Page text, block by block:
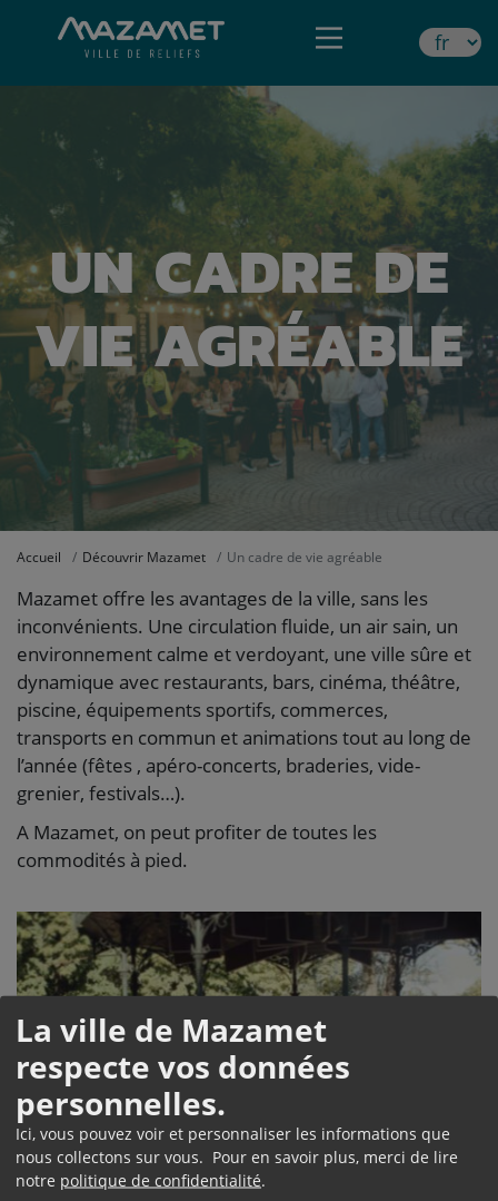
La ville de Mazamet
respecte vos données
personnelles.
Ici, vous pouvez voir et personnaliser les informations que
nous collectons sur vous. Pour en savoir plus, merci de lire
notre politique de confidentialité.
UN CADRE DE
VIE AGRÉABLE
Accueil Découvrir Mazamet Un cadre de vie agréable
Mazamet offre les avantages de la ville, sans les
inconvénients. Une circulation fluide, un air sain, un
environnement calme et verdoyant, une ville sûre et
dynamique avec restaurants, bars, cinéma, théâtre,
piscine, équipements sportifs, commerces,
transports en commun et animations tout au long de
l’année (fêtes , apéro-concerts, braderies, vide-
grenier, festivals…).
A Mazamet, on peut profiter de toutes les
commodités à pied.
Photo précédente